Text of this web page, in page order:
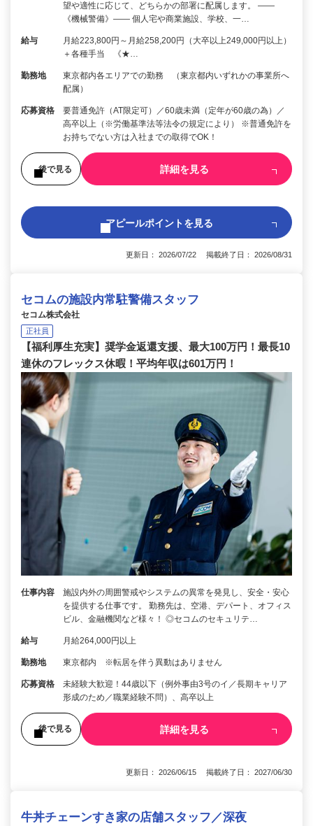
望や適性に応じて、どちらかの部署に配属します。 ――
《機械警備》―― 個人宅や商業施設、学校、一…
給与
月給223,800円～月給258,200円（大卒以上249,000円以上）
＋各種手当 《★…
勤務地
東京都内各エリアでの勤務 （東京都内いずれかの事業所へ
配属）
応募資格
要普通免許（AT限定可）／60歳未満（定年が60歳の為）／
高卒以上（※労働基準法等法令の規定により） ※普通免許を
お持ちでない方は入社までの取得でOK！
後で見る 詳細を見る
アピールポイントを見る
更新日： 2026/07/22 掲載終了日： 2026/08/31
セコムの施設内常駐警備スタッフ
セコム株式会社
正社員
【福利厚生充実】奨学金返還支援、最大100万円！最長10
連休のフレックス休暇！平均年収は601万円！
仕事内容
施設内外の周囲警戒やシステムの異常を発見し、安全・安心
を提供する仕事です。 勤務先は、空港、デパート、オフィス
ビル、金融機関など様々！ ◎セコムのセキュリテ…
給与 月給264,000円以上
勤務地 東京都内 ※転居を伴う異動はありません
応募資格
未経験大歓迎！44歳以下（例外事由3号のイ／長期キャリア
形成のため／職業経験不問）、高卒以上
後で見る 詳細を見る
更新日： 2026/06/15 掲載終了日： 2027/06/30
牛丼チェーンすき家の店舗スタッフ／深夜